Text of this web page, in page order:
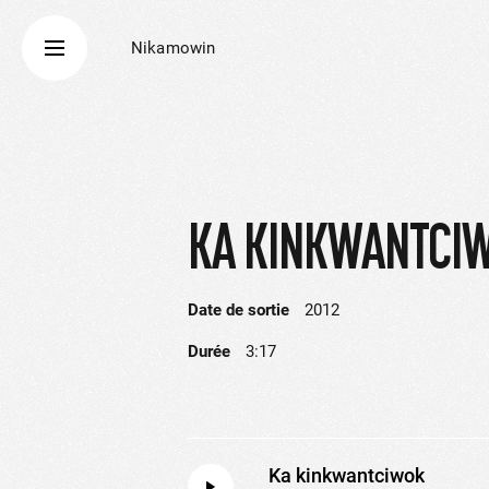
Nikamowin
KA
Date de sortie 2012
Durée 3:17
Ka kinkwantciwok